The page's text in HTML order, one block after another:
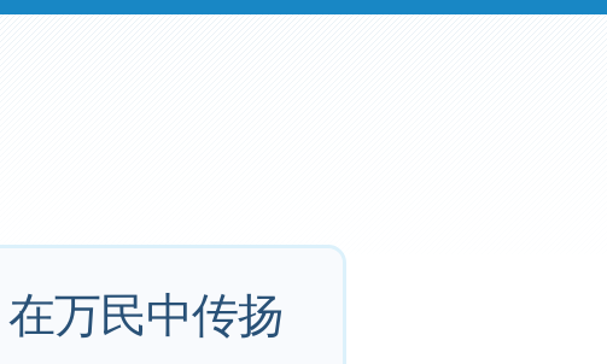
万民中传扬